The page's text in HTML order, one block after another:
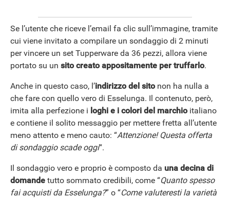
Se l’utente che riceve l’email fa clic sull’immagine, tramite
cui viene invitato a compilare un sondaggio di 2 minuti
per vincere un set Tupperware da 36 pezzi, allora viene
portato su un sito creato appositamente per truffarlo.
Anche in questo caso, l’indirizzo del sitonon ha nulla a
che fare con quello vero di Esselunga. Il contenuto, però,
imita alla perfezione i loghi e i colori del marchioitaliano
e contiene il solito messaggio per mettere fretta all’utente
meno attento e meno cauto: “Attenzione! Questa offerta
di sondaggio scade oggi“.
Il sondaggio vero e proprio è composto da una decina di
domande tutto sommato credibili, come “Quanto spesso
fai acquisti da Esselunga?” o “Come valuteresti la varietà